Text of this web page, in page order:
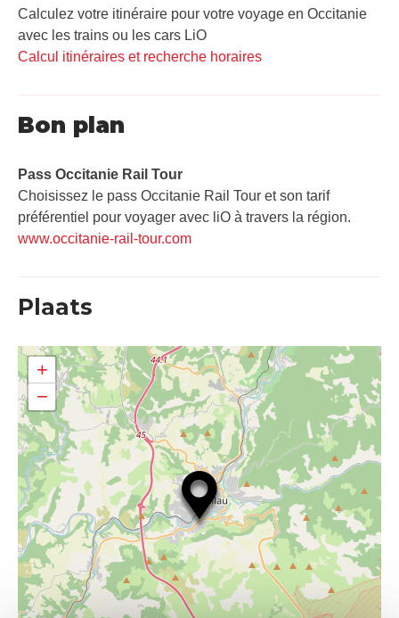
Calculez votre itinéraire pour votre voyage en Occitanie
avec les trains ou les cars LiO
Calcul itinéraires et recherche horaires
Bon plan
Pass Occitanie Rail Tour​
Choisissez le pass Occitanie Rail Tour et son tarif
préférentiel pour voyager avec liO à travers la région.
www.occitanie-rail-tour.com
Plaats
+
−